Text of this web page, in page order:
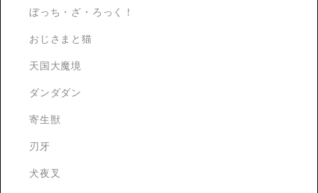
ぼっち・ざ・ろっく！
おじさまと猫
天国大魔境
ダンダダン
寄生獣
刃牙
犬夜叉